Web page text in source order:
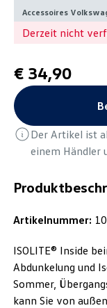
Artikelnummer:
ISOLITE® Inside
Abdunkelung und
Sommer,
kann Sie von
Accessoires
Derzeit nicht
€ 34,90
Der Artikel ist
einem Händler